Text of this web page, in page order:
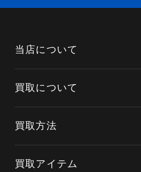
当店について
買取について
買取方法
買取アイテム
電話する